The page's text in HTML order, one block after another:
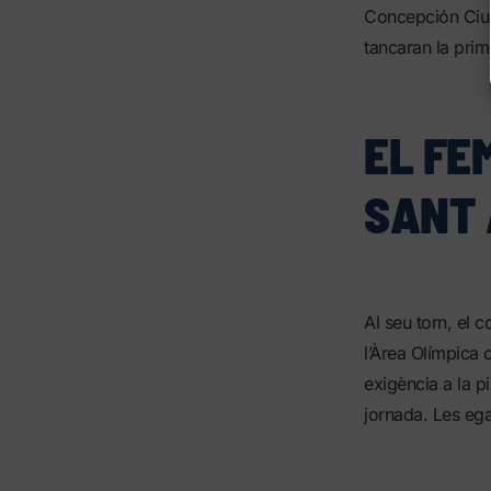
Concepción
tancaran la
EL
SANT
Al seu torn, el
l’Àrea
exigència a la
jornada. Les